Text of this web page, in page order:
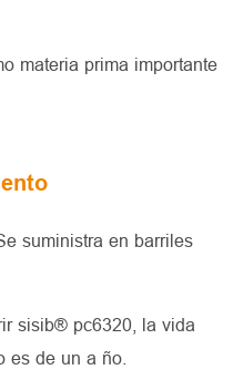
materia prima importante
suministra en barriles
sisib® pc6320, la vida
es de un a ño.